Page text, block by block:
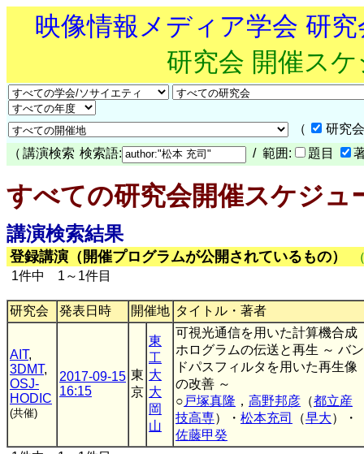
映像情報メディア学会 研
研究会 開催ス
（
研究
（ 講演検索 検索語: / 範囲: 題目
すべての研究会開催スケジュ
講演検索結果
登録講演（開催プログラムが公開されているもの）
1件中 1～1件目
研究会 発表日時 開催地 タイトル・著者
AIT,
3DMT,
OSJ-
HODIC
(共催)
2017-09-15
16:15
東
京
東
工
大
大
岡
山
可視光通信を用いた計算機合成
ホログラムの伝送と再生 ～ バン
ドパスフィルタを用いた再生像
の改善 ～
○ 戸塚真隆 ， 高野邦彦 （都立産
技高専）・ 松本充司 （早大）・
佐藤甲癸